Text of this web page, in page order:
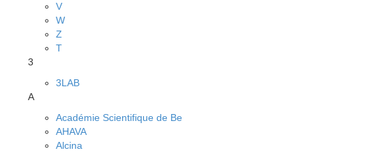
V
W
Z
Т
3
3LAB
A
Académie Scientifique de Be
AHAVA
Alcina